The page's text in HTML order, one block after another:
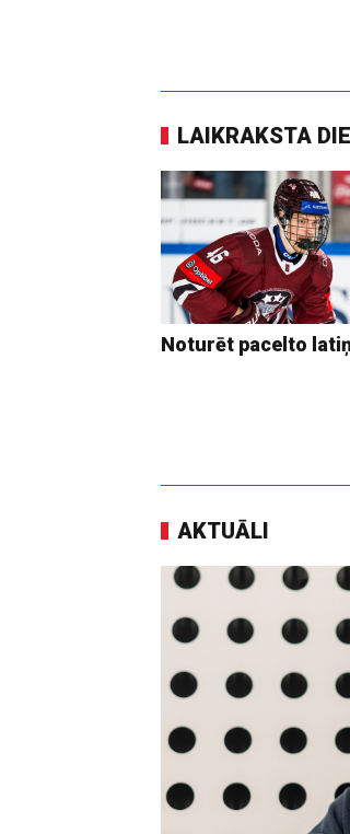
LAIKRAKSTA
Noturēt pacelto
AKTUĀLI